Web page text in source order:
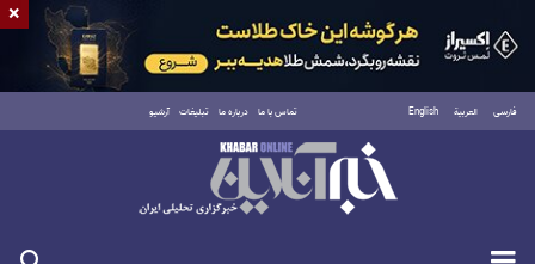
فارسی العربية English تماس با ما درباره ما تبلیغات آرشیو
جمعه ۱۶ مرداد ۱۴۰۵
×